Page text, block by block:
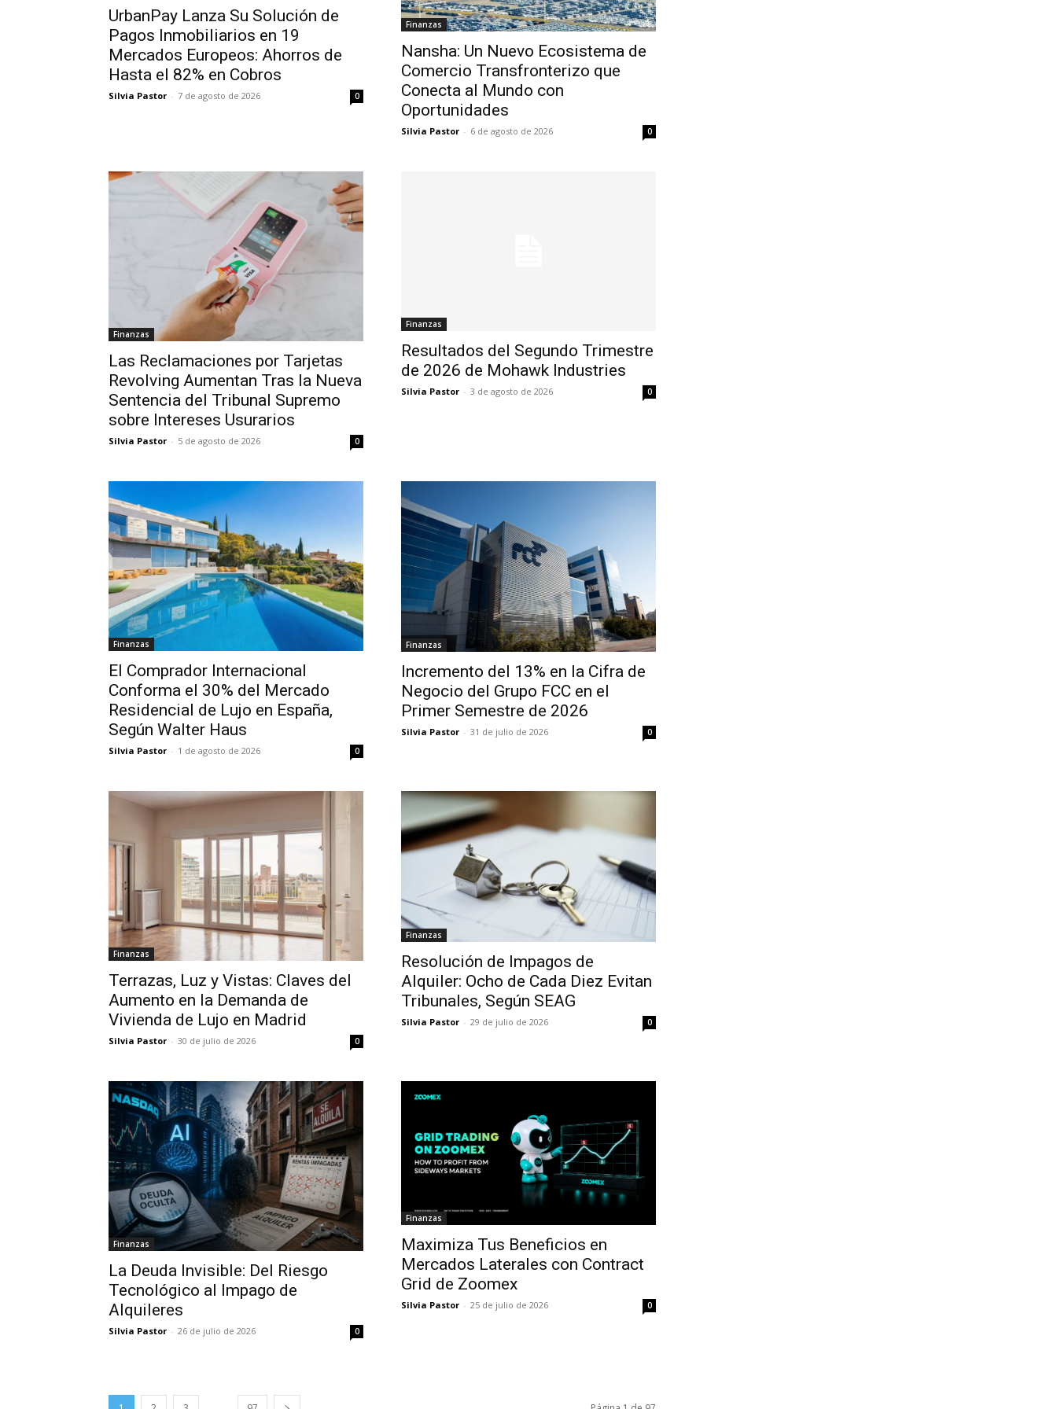
UrbanPay Lanza Su Solución de
Pagos Inmobiliarios en 19
Mercados Europeos: Ahorros de
Hasta el 82% en Cobros
Silvia Pastor - 7 de agosto de 2026 0
Finanzas
Nansha: Un Nuevo Ecosistema de
Comercio Transfronterizo que
Conecta al Mundo con
Oportunidades
Silvia Pastor - 6 de agosto de 2026 0
Finanzas
Las Reclamaciones por Tarjetas
Revolving Aumentan Tras la Nueva
Sentencia del Tribunal Supremo
sobre Intereses Usurarios
Silvia Pastor - 5 de agosto de 2026 0
Finanzas
Resultados del Segundo Trimestre
de 2026 de Mohawk Industries
Silvia Pastor - 3 de agosto de 2026 0
Finanzas
El Comprador Internacional
Conforma el 30% del Mercado
Residencial de Lujo en España,
Según Walter Haus
Silvia Pastor - 1 de agosto de 2026 0
Finanzas
Incremento del 13% en la Cifra de
Negocio del Grupo FCC en el
Primer Semestre de 2026
Silvia Pastor - 31 de julio de 2026 0
Finanzas
Terrazas, Luz y Vistas: Claves del
Aumento en la Demanda de
Vivienda de Lujo en Madrid
Silvia Pastor - 30 de julio de 2026 0
Finanzas
Resolución de Impagos de
Alquiler: Ocho de Cada Diez Evitan
Tribunales, Según SEAG
Silvia Pastor - 29 de julio de 2026 0
Finanzas
La Deuda Invisible: Del Riesgo
Tecnológico al Impago de
Alquileres
Silvia Pastor - 26 de julio de 2026 0
Finanzas
Maximiza Tus Beneficios en
Mercados Laterales con Contract
Grid de Zoomex
Silvia Pastor - 25 de julio de 2026 0